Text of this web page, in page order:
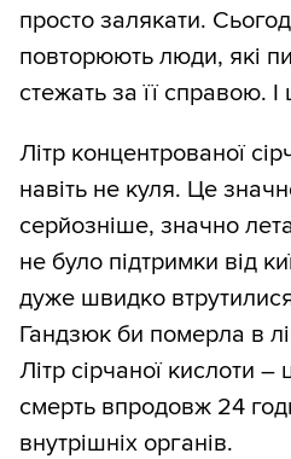
просто залякати.
повторюють люди, які
стежать за її справою.
Літр концентрованої
навіть не куля. Це
серйозніше, значно
не було підтримки від
дуже швидко
Гандзюк би померла в
Літр сірчаної кислоти –
смерть впродовж 24
внутрішніх органів.